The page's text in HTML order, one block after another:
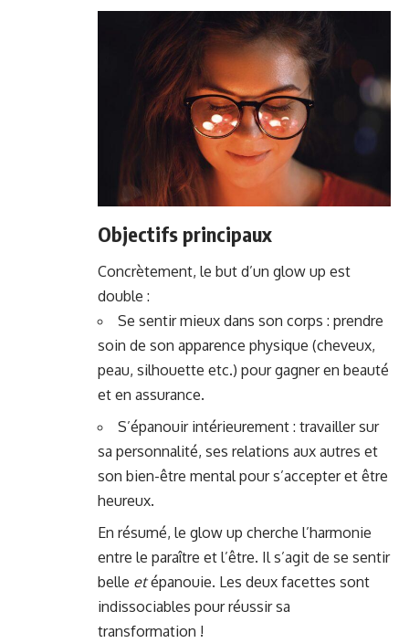
Objectifs principaux
Concrètement, le but d’un glow up est
double :
Se sentir mieux dans son corps : prendre
soin de son apparence physique (cheveux,
peau, silhouette etc.) pour gagner en beauté
et en assurance.
S’épanouir intérieurement : travailler sur
sa personnalité, ses relations aux autres et
son bien-être mental pour s’accepter et être
heureux.
En résumé, le glow up cherche l’harmonie
entre le paraître et l’être. Il s’agit de se sentir
belle etépanouie. Les deux facettes sont
indissociables pour réussir sa
transformation !